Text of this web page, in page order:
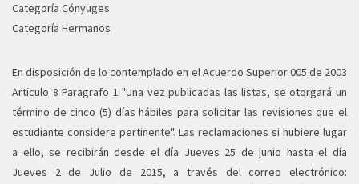
Categoría Cónyuges
Categoría Hermanos
En disposición de lo contemplado en el Acuerdo Superior 005 de 2003
Articulo 8 Paragrafo 1 "Una vez publicadas las listas, se otorgará un
término de cinco (5) días hábiles para solicitar las revisiones que el
estudiante considere pertinente". Las reclamaciones si hubiere lugar
a ello, se recibirán desde el día Jueves 25 de junio hasta el día
Jueves 2 de Julio de 2015, a través del correo electrónico: